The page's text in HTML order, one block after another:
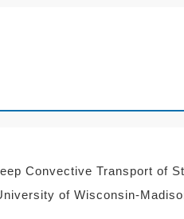
Convective Transport of
of Wisconsin-